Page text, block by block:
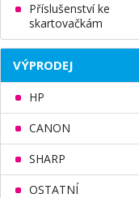
Příslušenství ke
skartovačkám
VÝPRODEJ
HP
CANON
SHARP
OSTATNÍ